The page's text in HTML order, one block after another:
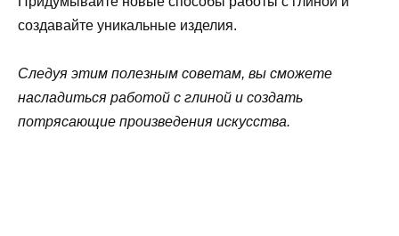
создавайте уникальные изделия.
Следуя этим полезным советам, вы сможете
насладиться работой с глиной и создать
потрясающие произведения искусства.